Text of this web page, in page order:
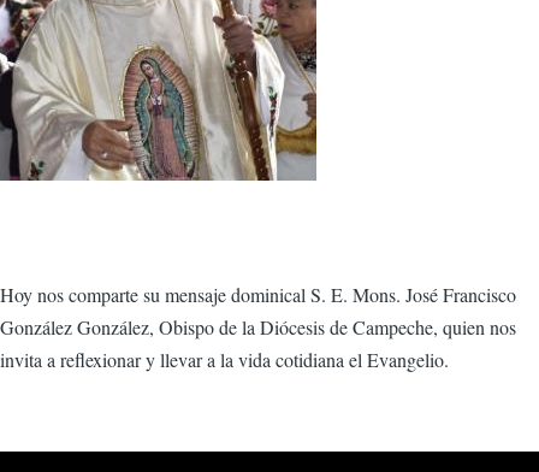
Hoy nos comparte su mensaje dominical S. E. Mons. José Francisco
González González, Obispo de la Diócesis de Campeche, quien nos
invita a reflexionar y llevar a la vida cotidiana el Evangelio.